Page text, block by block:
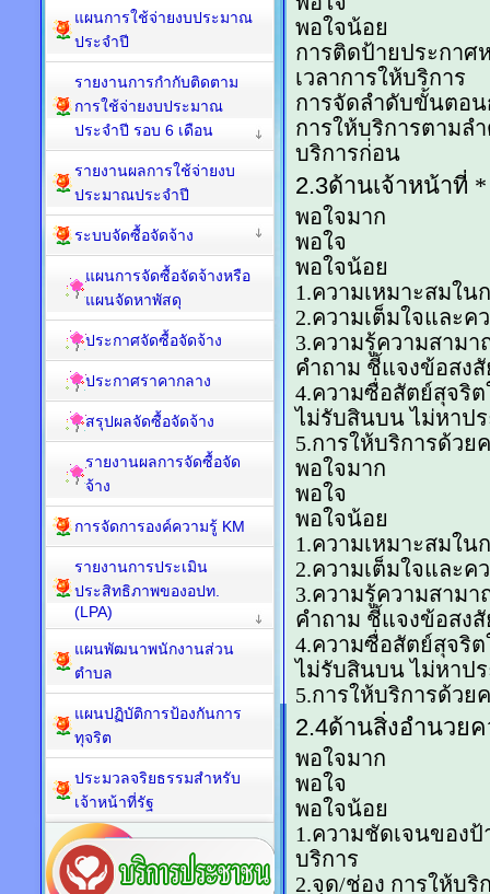
แผนการใช้จ่ายงบประมาณ
ประจำปี
รายงานการกำกับติดตาม
การใช้จ่ายงบประมาณ
ประจำปี รอบ 6 เดือน
รายงานผลการใช้จ่ายงบ
ประมาณประจำปี
ระบบจัดซื้อจัดจ้าง
แผนการจัดซื้อจัดจ้างหรือ
แผนจัดหาพัสดุ
ประกาศจัดซื้อจัดจ้าง
ประกาศราคากลาง
สรุปผลจัดซื้อจัดจ้าง
รายงานผลการจัดซื้อจัด
จ้าง
การจัดการองค์ความรู้ KM
รายงานการประเมิน
ประสิทธิภาพของอปท.
(LPA)
แผนพัฒนาพนักงานส่วน
ตำบล
แผนปฏิบัติการป้องกันการ
ทุจริต
ประมวลจริยธรรมสำหรับ
เจ้าหน้าที่รัฐ